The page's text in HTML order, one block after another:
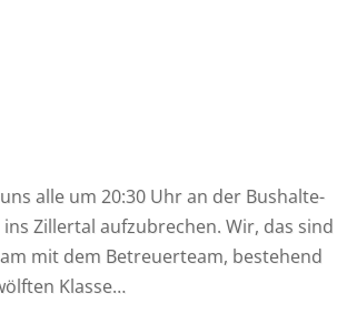
alle um 20:30 Uhr an der Bus­hal­te­
Zil­ler­tal auf­zu­bre­chen. Wir, das sind
mit dem Betreu­er­team, bestehend
Klasse…